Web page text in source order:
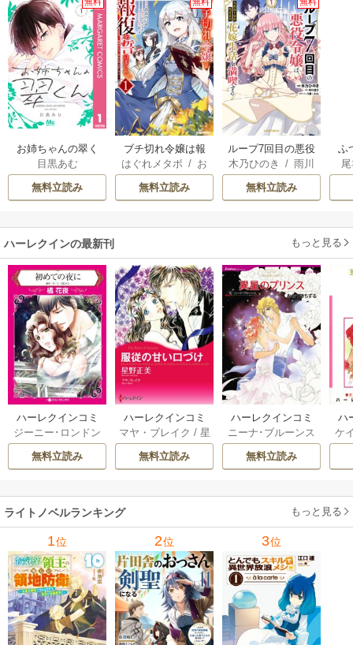
お姉ちゃんの翠く
ん
目黒あむ
無料立読み
ブチ切れ令嬢は報
復を誓いました。
はぐれメタボ / お
おのいも /
無料立読み
ループ7回目の悪役
令嬢は、元敵国で
自由気ままな花嫁
生活を満喫する
木乃ひのき /雨川
/ 八美☆わん
無料立読み
ふ
ハーレクインの最新刊 もっと見る
ハーレクインコミ
ックス セット 202
6年 vol.1064 1巻
ジーニー･ロンドン
橘花夜/ メアリ
ー･ライアンズ
ーガン/星合操/ア
ン･ウィール/ 津寺
里可子
無料立読み
ハーレクインコミ
ックス セット 202
6年 vol.1002 1巻
マヤ・ブレイク / 星
野正美/ ヘレン･ブ
ルックス/のわきね
ウェイ/一重夕子
無料立読み
ハーレクインコミ
ックス セット 202
6年 vol.1063 1巻
ニーナ･ブルーンス
おおつきちずる
レベッカ･ヨーク
ーディ/海野みつる
サラ･ウッド/流
水凛子
無料立読み
ハ
ッ
ケ
ザ
ライトノベルランキング もっと見る
1位 2位 3位